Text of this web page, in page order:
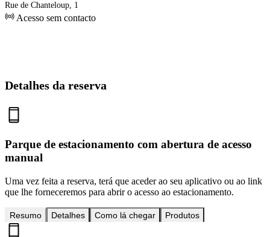
Rue de Chanteloup, 1
Acesso sem contacto
Detalhes da reserva
Parque de estacionamento com abertura de acesso
manual
Uma vez feita a reserva, terá que aceder ao seu aplicativo ou ao link
que lhe forneceremos para abrir o acesso ao estacionamento.
Resumo Detalhes Como lá chegar Produtos